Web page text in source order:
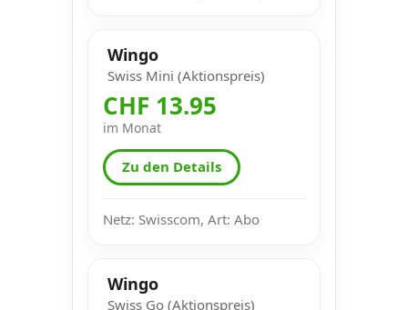
Wingo
Swiss Mini (Aktionspreis)
CHF 13.95
im Monat
Zu den Details
Netz: Swisscom, Art: Abo
Wingo
Swiss Go (Aktionspreis)